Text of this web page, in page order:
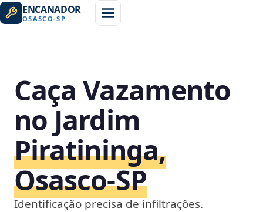
ENCANADOR
OSASCO-SP
Caça Vazamento
no Jardim
Piratininga,
Osasco‑SP
Identificação precisa de infiltrações.